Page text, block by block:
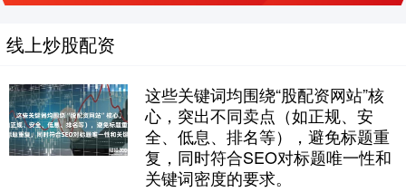
线上炒股配资
这些关键词均围绕“股配资网站”核
心，突出不同卖点（如正规、安
全、低息、排名等），避免标题重
复，同时符合SEO对标题唯一性和
关键词密度的要求。